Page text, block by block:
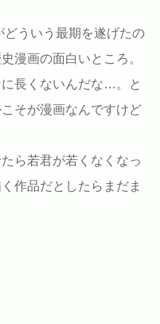
どういう最期を遂げたの
漫画の面白いところ。
長くないんだな…。と
そが漫画なんですけど
ら若君が若くなくなっ
作品だとしたらまだま